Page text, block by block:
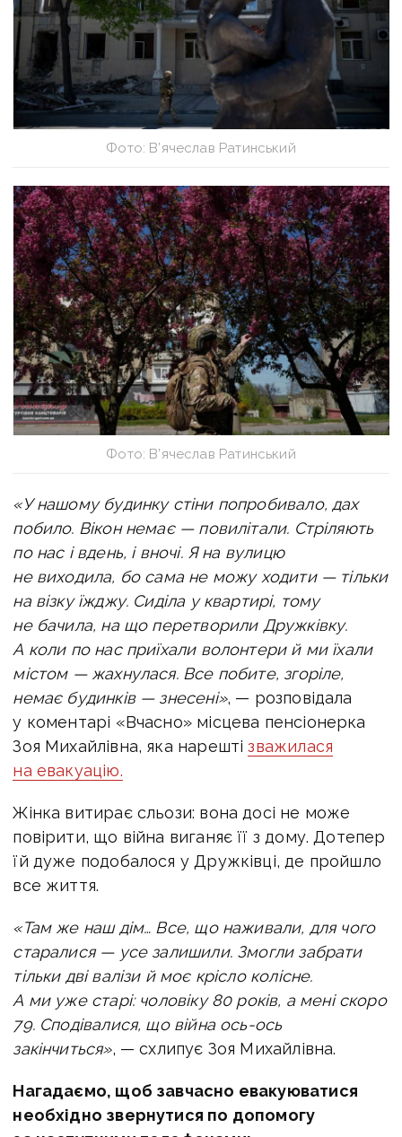
Фото: В’ячеслав Ратинський
Фото: В’ячеслав Ратинський
«У нашому будинку стіни попробивало, дах
побило. Вікон немає — повилітали. Стріляють
по нас і вдень, і вночі. Я на вулицю
не виходила, бо сама не можу ходити — тільки
на візку їжджу. Сиділа у квартирі, тому
не бачила, на що перетворили Дружківку.
А коли по нас приїхали волонтери й ми їхали
містом — жахнулася. Все побите, згоріле,
немає будинків — знесені», — розповідала
у коментарі «Вчасно» місцева пенсіонерка
Зоя Михайлівна, яка нарештізважилася
на евакуацію.
Жінка витирає сльози: вона досі не може
повірити, що війна виганяє її з дому. Дотепер
їй дуже подобалося у Дружківці, де пройшло
все життя.
«Там же наш дім… Все, що наживали, для чого
старалися — усе залишили. Змогли забрати
тільки дві валізи й моє крісло колісне.
А ми уже старі: чоловіку 80 років, а мені скоро
79. Сподівалися, що війна ось-ось
закінчиться», — схлипує Зоя Михайлівна.
Нагадаємо, щоб завчасно евакуюватися
необхідно звернутися по допомогу